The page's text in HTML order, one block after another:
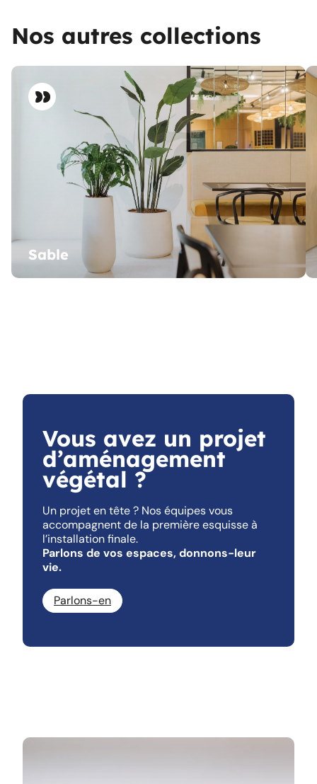
Nos autres collections
Sable
Vous avez un projet
d’aménagement
végétal ?
Un projet en tête ? Nos équipes vous
accompagnent de la première esquisse à
l’installation finale.
Parlons de vos espaces, donnons-leur
vie.
Parlons-en